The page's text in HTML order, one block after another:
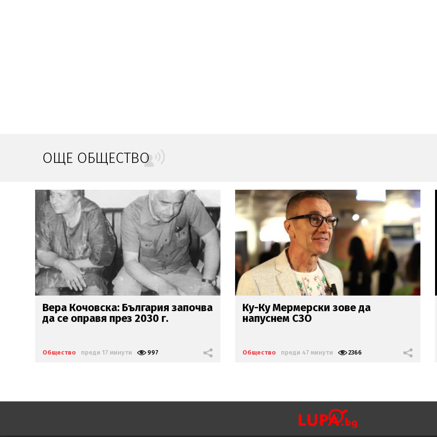
ОЩЕ ОБЩЕСТВО
Ку-Ку Мермерски зове да
напуснем СЗО
Общество преди 47 минути 2366
Пътници в шок: Шофьор на
автобус гледа тик ток
(ВИДЕО)
Общество преди 1 час 2527